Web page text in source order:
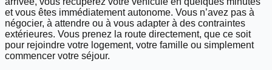
et vous êtes immédiatement autonome. Vous n’avez pas à
négocier, à attendre ou à vous adapter à des contraintes
extérieures. Vous prenez la route directement, que ce soit
pour rejoindre votre logement, votre famille ou simplement
commencer votre séjour.